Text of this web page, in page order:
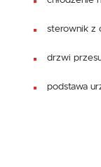
sterownik z
drzwi
podstawa